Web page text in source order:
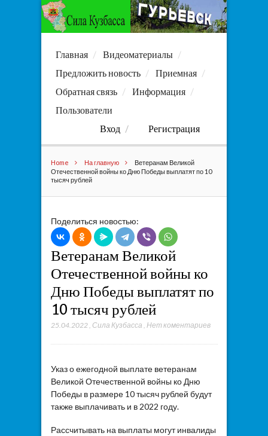
Главная
Видеоматериалы
Предложить новость
Приемная
Обратная связь
Информация
Пользователи
Вход
Регистрация
Home На главную
Ветеранам Великой
Отечественной войны ко Дню Победы выплатят по 10
тысяч рублей
Поделиться новостью:
Ветеранам Великой
Отечественной войны ко
Дню Победы выплатят по
10 тысяч рублей
25.04.2022, Сила Кузбасса Нет коментариев
Указ о ежегодной выплате ветеранам
Великой Отечественной войны ко Дню
Победы в размере 10 тысяч рублей будут
также выплачивать и в 2022 году.
Рассчитывать на выплаты могут инвалиды